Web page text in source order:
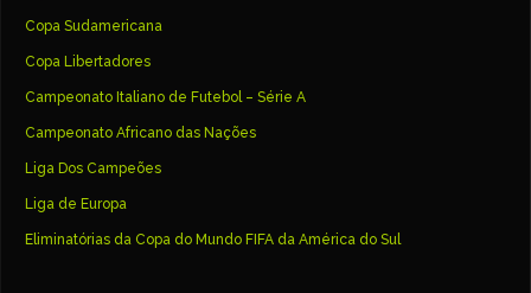
Copa Sudamericana
Copa Libertadores
Campeonato Italiano de Futebol – Série A
Campeonato Africano das Nações
Liga Dos Campeões
Liga de Europa
Eliminatórias da Copa do Mundo FIFA da América do Sul